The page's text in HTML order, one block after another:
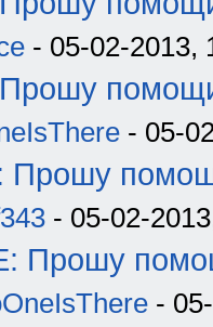
- 05-02-2013,
- 05-
Прошу
- 05-02-
Прошу
-